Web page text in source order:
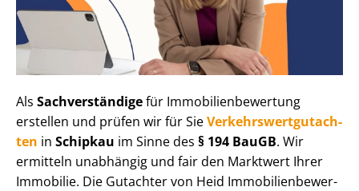
Als Sachverständigefür Im­mo­bi­li­en­be­wer­tung
erstellen und prüfen wir für SieVer­kehrs­wert­gut­ach­
ten in Schipkau im Sinne des § 194 BauGB. Wir
ermitteln unabhängig und fair den Marktwert Ihrer
Immobilie. Die Gutachter von Heid Im­mo­bi­li­en­be­wer­